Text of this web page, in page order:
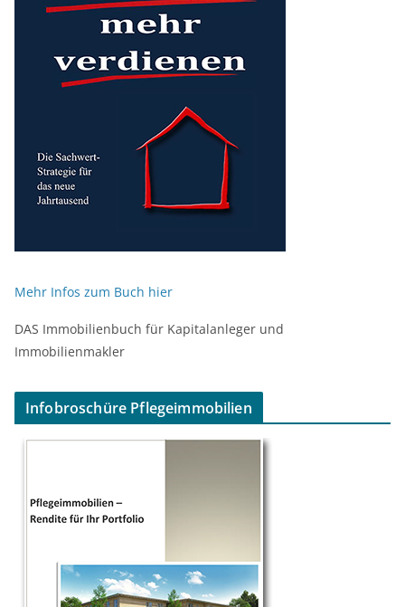
Mehr Infos zum Buch hier
DAS Immobilienbuch für Kapitalanleger und
Immobilienmakler
Infobroschüre Pflegeimmobilien